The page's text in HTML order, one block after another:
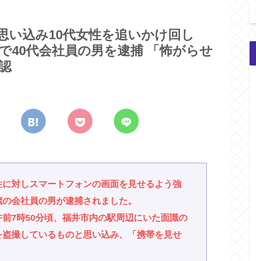
い込み10代女性を追いかけ回し
40代会社員の男を逮捕 「怖がらせ
対しスマートフォンの画面を見せるよう強
会社員の男が逮捕されました。
7時50分頃、福井市内の駅周辺にいた面識の
撮しているものと思い込み、「携帯を見せ